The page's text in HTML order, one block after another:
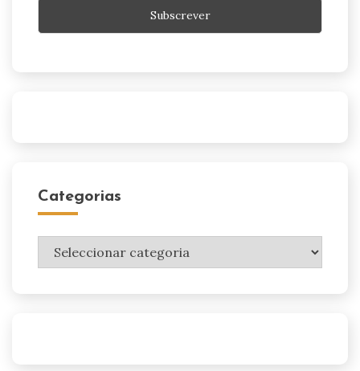
Categorias
Categorias